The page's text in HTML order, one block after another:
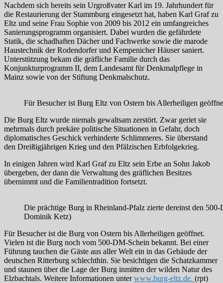
Nachdem sich bereits sein Urgroßvater Karl im 19. Jahrhundert für
die Restaurierung der Stammburg eingesetzt hat, haben Karl Graf zu
Eltz und seine Frau Sophie von 2009 bis 2012 ein umfangreiches
Sanierungsprogramm organisiert. Dabei wurden die gefährdete
Statik, die schadhaften Dächer und Fachwerke sowie die marode
Haustechnik der Rodendorfer und Kempenicher Häuser saniert.
Unterstützung bekam die gräfliche Familie durch das
Konjunkturprogramm II, dem Landesamt für Denkmalpflege in
Mainz sowie von der Stiftung Denkmalschutz.
Für Besucher ist Burg Eltz von Ostern bis Allerheiligen
Die Burg Eltz wurde niemals gewaltsam zerstört. Zwar geriet sie
mehrmals durch prekäre politische Situationen in Gefahr, doch
diplomatisches Geschick verhinderte Schlimmeres. Sie überstand
den Dreißigjährigen Krieg und den Pfälzischen Erbfolgekrieg.
In einigen Jahren wird Karl Graf zu Eltz sein Erbe an Sohn Jakob
übergeben, der dann die Verwaltung des gräflichen Besitzes
übernimmt und die Familientradition fortsetzt.
Die prächtige Burg in Rheinland-Pfalz zierte dereinst den
Dominik Ketz)
Für Besucher ist die Burg von Ostern bis Allerheiligen geöffnet.
Vielen ist die Burg noch vom 500-DM-Schein bekannt. Bei einer
Führung tauchen die Gäste aus aller Welt ein in das Gebäude der
deutschen Ritterburg schlechthin. Sie besichtigen die Schatzkammer
und staunen über die Lage der Burg inmitten der wilden Natur des
Elzbachtals. Weitere Informationen unterwww.burg-eltz.de. (rpt)